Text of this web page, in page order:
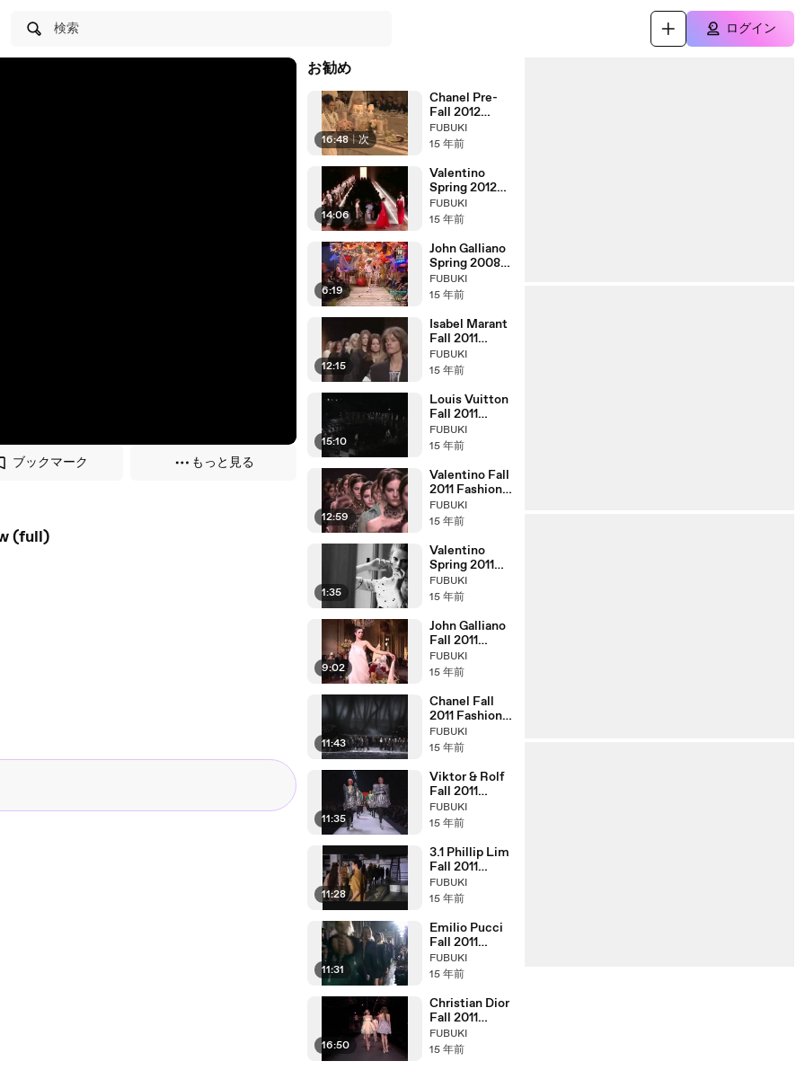
検索 ログイン
ブックマーク もっと見る
(full)
お勧め
16:48 | 次
Chanel Pre-
Fall 2012
Paris-Bombay
Fashion Show
FUBUKI
15 年前
14:06
Valentino
Spring 2012
Fashion Show
(full)
FUBUKI
15 年前
6:19
John Galliano
Spring 2008
Fashion Show
(full)
FUBUKI
15 年前
12:15
Isabel Marant
Fall 2011
Fashion Show
(full)
FUBUKI
15 年前
15:10
Louis Vuitton
Fall 2011
Fashion Show
(full)
FUBUKI
15 年前
12:59
Valentino Fall
2011 Fashion
Show (full)
FUBUKI
15 年前
1:35
Valentino
Spring 2011
Campaign
Behind the
FUBUKI
15 年前
9:02
John Galliano
Fall 2011
Fashion Show
(full)
FUBUKI
15 年前
11:43
Chanel Fall
2011 Fashion
Show (full)
FUBUKI
15 年前
11:35
Viktor & Rolf
Fall 2011
Fashion Show
(full)
FUBUKI
15 年前
11:28
3.1 Phillip Lim
Fall 2011
Fashion Show
(full)
FUBUKI
15 年前
11:31
Emilio Pucci
Fall 2011
Fashion Show
(full)
FUBUKI
15 年前
16:50
Christian Dior
Fall 2011
Fashion Show
(full)
FUBUKI
15 年前